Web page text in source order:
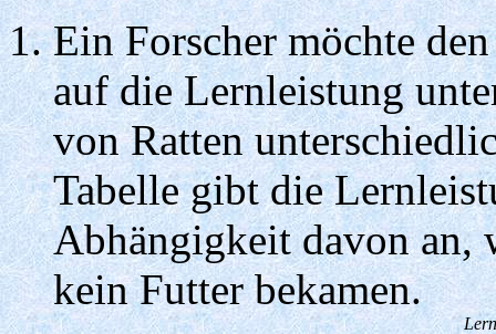
Ein Forscher möchte
auf die Lernleistung
von Ratten
Tabelle gibt die
Abhängigkeit davon an,
kein Futter bekamen.